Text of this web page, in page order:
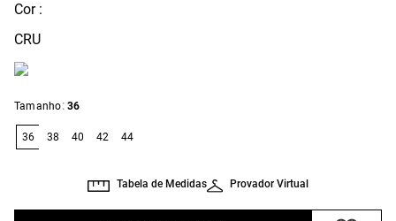
Cor :
CRU
Tamanho: 36
36 38 40 42 44
Provador Virtual
Tabela de Medidas